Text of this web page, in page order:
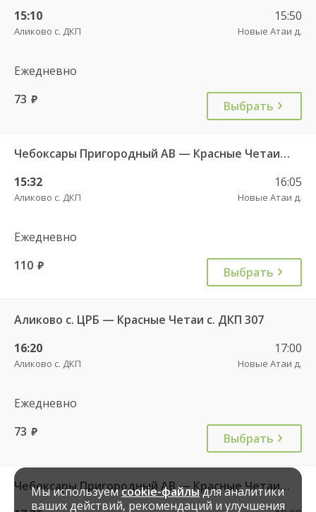
15:10
Аликово с. ДКП
15:50
Новые Атаи д.
Ежедневно
73 руб. Выбрать
Чебоксары Пригородный АВ — Красные Четаи с. ДКП ч/з Аликово с. ДКП 753
15:32
Аликово с. ДКП
16:05
Новые Атаи д.
Ежедневно
110 руб. Выбрать
Аликово с. ЦРБ — Красные Четаи с. ДКП 307
16:20
Аликово с. ДКП
17:00
Новые Атаи д.
Ежедневно
73 руб. Выбрать
Чебоксары Пригородный АВ — Красные Четаи с. ДКП ч/з Аликово с. ДКП 753
Мы используемcookie-файлыдля аналитики
ваших действий, рекомендаций и улучшения